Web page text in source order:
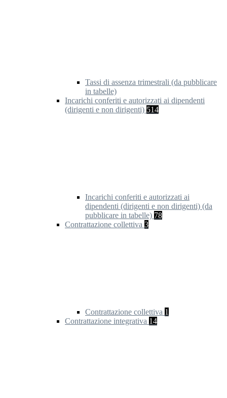
Tassi di assenza trimestrali (da pubblicare
in tabelle)
Incarichi conferiti e autorizzati ai dipendenti
(dirigenti e non dirigenti) 514
Incarichi conferiti e autorizzati ai
dipendenti (dirigenti e non dirigenti) (da
pubblicare in tabelle) 78
Contrattazione collettiva 3
Contrattazione collettiva 1
Contrattazione integrativa 14